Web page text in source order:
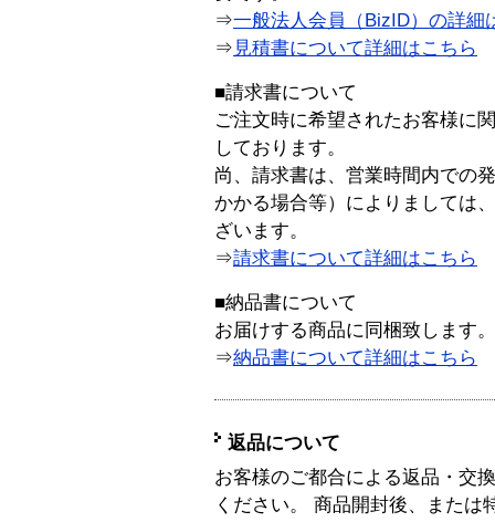
⇒一般法人会員（BizID）の詳細
⇒ 見積書について詳細はこちら
■請求書について
ご注文時に希望されたお客様に
しております。
尚、請求書は、営業時間内での
かかる場合等）によりましては
ざいます。
⇒請求書について詳細はこちら
■納品書について
お届けする商品に同梱致します。
⇒納品書について詳細はこちら
返品について
お客様のご都合による返品・交
ください。 商品開封後、または